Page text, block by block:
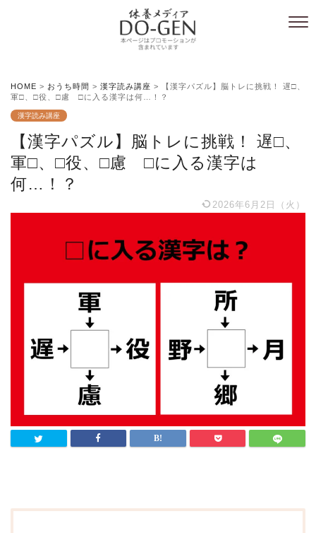
HOME > おうち時間 > 漢字読み講座 >
【漢字パズル】脳トレに挑戦！ 遅□、
軍□、□役、□慮 □に入る漢字は何…！？
漢字読み講座
【漢字パズル】脳トレに挑戦！ 遅□、
軍□、□役、□慮 □に入る漢字は
何…！？
2026年6月2日（火）